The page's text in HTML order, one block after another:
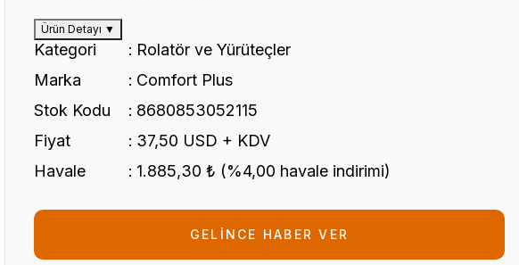
Ürün Detayı ▼
Kategori
Rolatör ve Yürüteçler
Marka
Comfort Plus
Stok Kodu
8680853052115
Fiyat
37,50 USD + KDV
Havale
1.885,30 ₺ (%4,00 havale indirimi)
GELİNCE HABER VER